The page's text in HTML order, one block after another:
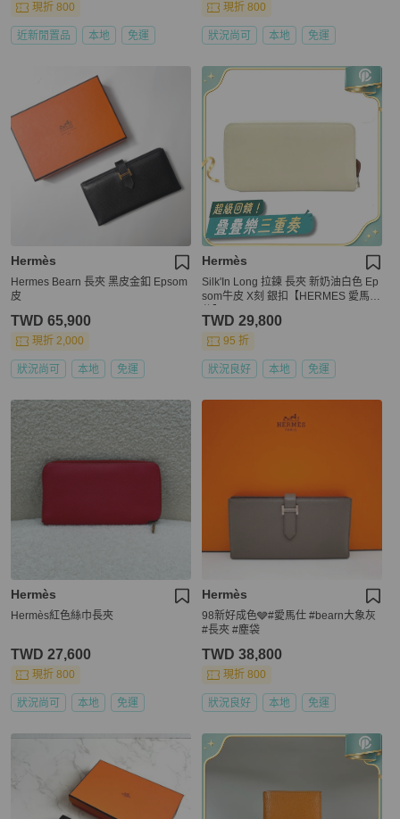
現折 800
近新閒置品 本地 免運
現折 800
狀況尚可 本地 免運
Hermès
Hermes Bearn 長夾 黑皮金釦 Epsom
皮
TWD 65,900
現折 2,000
狀況尚可 本地 免運
Hermès
Silk'In Long 拉鍊 長夾 新奶油白色 Ep
som牛皮 X刻 銀扣【HERMES 愛馬
TWD 29,800
95 折
狀況良好 本地 免運
Hermès
Hermès紅色絲巾長夾
TWD 27,600
現折 800
狀況尚可 本地 免運
Hermès
98新好成色🩶#愛馬仕 #bearn大象灰
#長夾 #塵袋
TWD 38,800
現折 800
狀況良好 本地 免運